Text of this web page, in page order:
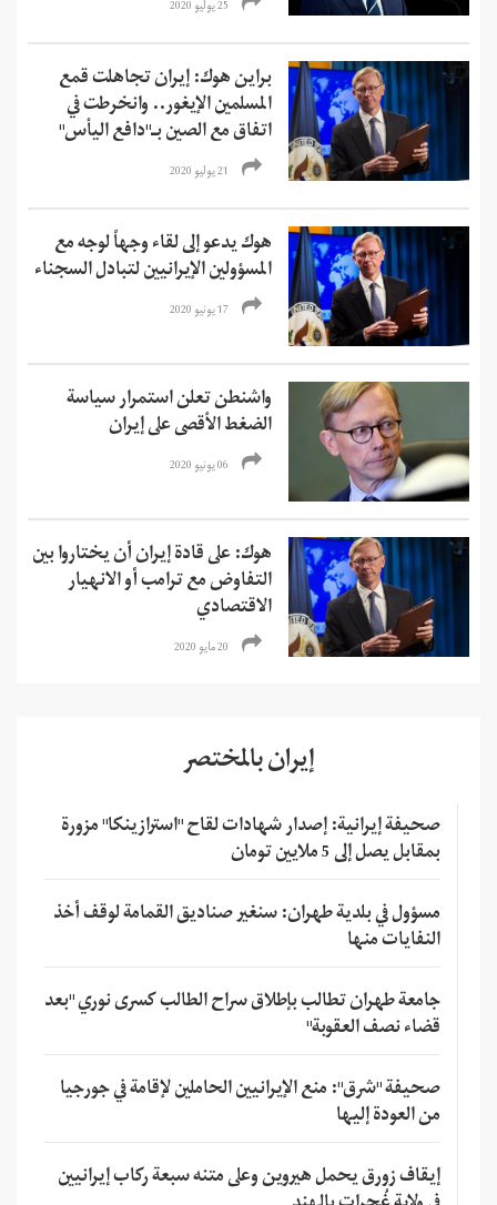
25 يوليو 2020
براين هوك: إيران تجاهلت قمع
المسلمين الإيغور.. وانخرطت في
اتفاق مع الصين بـ"دافع اليأس"
21 يوليو 2020
هوك يدعو إلى لقاء وجهاً لوجه مع
المسؤولين الإيرانيين لتبادل السجناء
17 يونيو 2020
واشنطن تعلن استمرار سياسة
الضغط الأقصى على إيران
06 يونيو 2020
هوك: على قادة إيران أن يختاروا بين
التفاوض مع ترامب أو الانهيار
الاقتصادي
20 مايو 2020
إيران بالمختصر
صحيفة إيرانية: إصدار شهادات لقاح "استرازينكا" مزورة
بمقابل يصل إلى 5 ملايين تومان
مسؤول في بلدية طهران: سنغير صناديق القمامة لوقف أخذ
النفايات منها
جامعة طهران تطالب بإطلاق سراح الطالب كسرى نوري "بعد
قضاء نصف العقوبة"
صحيفة "شرق": منع الإيرانيين الحاملين لإقامة في جورجيا
من العودة إليها
إيقاف زورق يحمل هيروين وعلى متنه سبعة ركاب إيرانيين